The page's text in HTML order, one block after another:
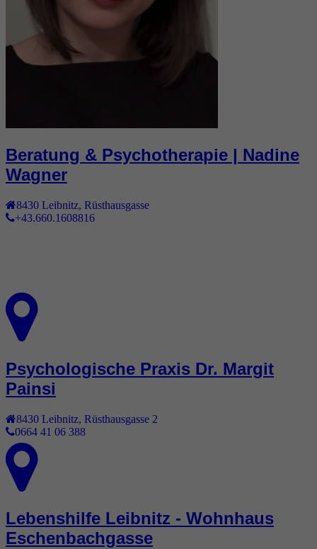
Beratung & Psychotherapie | Nadine
Wagner
8430 Leibnitz Rüsthausgasse
+43.660.1608816
Psychologische Praxis Dr. Margit
Painsi
8430 Leibnitz Rüsthausgasse 2
0664 41 06 388
Lebenshilfe Leibnitz - Wohnhaus
Eschenbachgasse